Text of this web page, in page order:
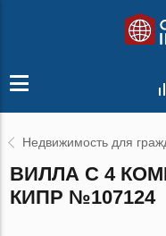
Недвижимость для
ВИЛЛА С 4
КИПР №107124